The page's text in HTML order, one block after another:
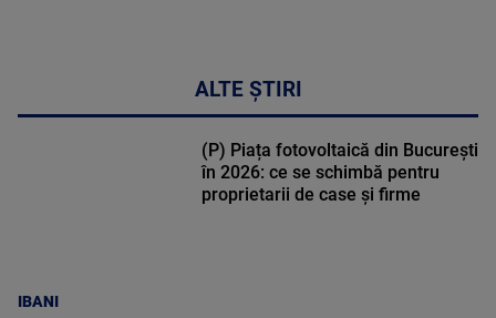
ALTE ȘTIRI
IBANI
(P) Piața fotovoltaică din București
în 2026: ce se schimbă pentru
proprietarii de case și firme